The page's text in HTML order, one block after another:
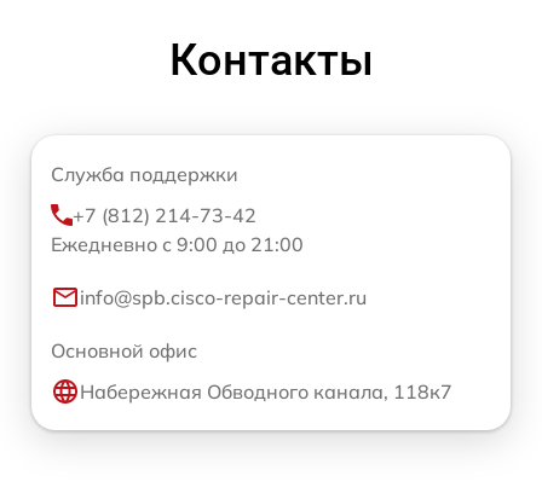
Контакты
Служба поддержки
+7 (812) 214-73-42
Ежедневно с 9:00 до 21:00
info@spb.cisco-repair-center.ru
Основной офис
Набережная Обводного канала, 118к7